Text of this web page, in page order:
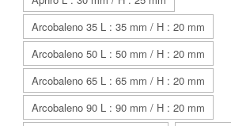
Arcobaleno 35 L : 35 mm / H : 20 mm
Arcobaleno 50 L : 50 mm / H : 20 mm
Arcobaleno 65 L : 65 mm / H : 20 mm
Arcobaleno 90 L : 90 mm / H : 20 mm